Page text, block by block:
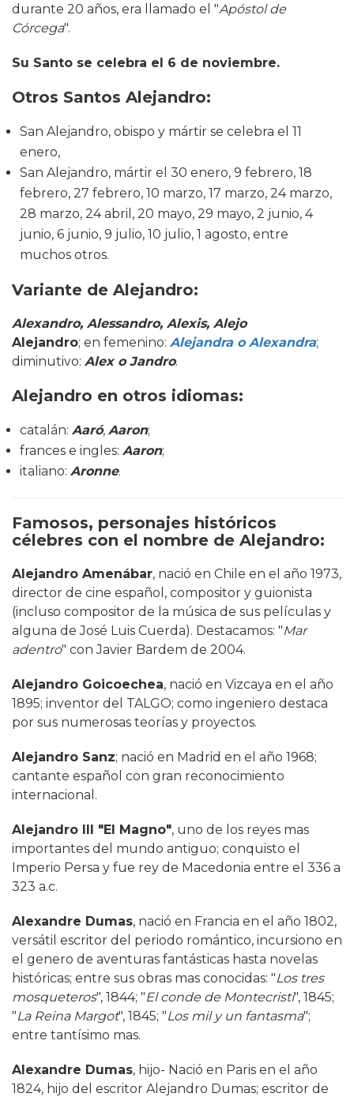
durante 20 años, era llamado el "Apóstol de
Córcega".
Su Santo se celebra el 6 de noviembre.
Otros Santos Alejandro:
San Alejandro, obispo y mártir se celebra el 11
enero,
San Alejandro, mártir el 30 enero, 9 febrero, 18
febrero, 27 febrero, 10 marzo, 17 marzo, 24 marzo,
28 marzo, 24 abril, 20 mayo, 29 mayo, 2 junio, 4
junio, 6 junio, 9 julio, 10 julio, 1 agosto, entre
muchos otros.
Variante de Alejandro:
Alexandro, Alessandro, Alexis, Alejo
Alejandro; en femenino: Alejandra o Alexandra;
diminutivo: Alex o Jandro.
Alejandro en otros idiomas:
catalán: Aaró, Aaron;
frances e ingles: Aaron;
italiano: Aronne.
Famosos, personajes históricos
célebres con el nombre de Alejandro:
Alejandro Amenábar, nació en Chile en el año 1973,
director de cine español, compositor y guionista
(incluso compositor de la música de sus películas y
alguna de José Luis Cuerda). Destacamos: "Mar
adentro" con Javier Bardem de 2004.
Alejandro Goicoechea, nació en Vizcaya en el año
1895; inventor del TALGO; como ingeniero destaca
por sus numerosas teorías y proyectos.
Alejandro Sanz; nació en Madrid en el año 1968;
cantante español con gran reconocimiento
internacional.
Alejandro III "El Magno", uno de los reyes mas
importantes del mundo antiguo; conquisto el
Imperio Persa y fue rey de Macedonia entre el 336 a
323 a.c.
Alexandre Dumas, nació en Francia en el año 1802,
versátil escritor del periodo romántico, incursiono en
el genero de aventuras fantásticas hasta novelas
históricas; entre sus obras mas conocidas: "Los tres
mosqueteros", 1844; "El conde de Montecristi", 1845;
"La Reina Margot", 1845; "Los mil y un fantasma";
entre tantísimo mas.
Alexandre Dumas, hijo- Nació en Paris en el año
1824, hijo del escritor Alejandro Dumas; escritor de